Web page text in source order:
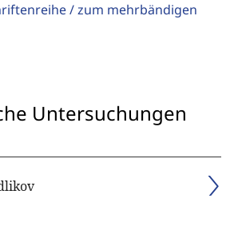
/ zum mehrbändigen
Untersuchungen